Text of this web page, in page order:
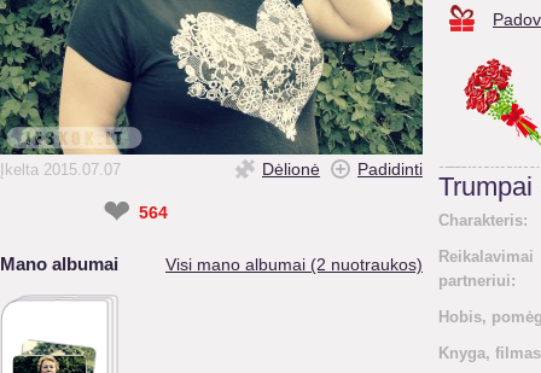
Įkelta 2015.07.07 Dėlionė Padidinti
❤ 564
Mano albumai Visi mano albumai (2 nuotraukos)
Trumpai
Charakteris:
Reikalavimai
partneriui:
Hobis,
Knyga,